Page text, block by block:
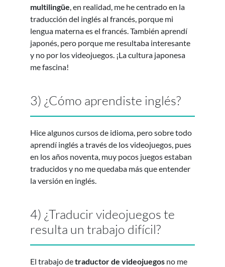
multilingüe, en realidad, me he centrado en la
traducción del inglés al francés, porque mi
lengua materna es el francés. También aprendí
japonés, pero porque me resultaba interesante
y no por los videojuegos. ¡La cultura japonesa
me fascina!
3) ¿Cómo aprendiste inglés?
Hice algunos cursos de idioma, pero sobre todo
aprendí inglés a través de los videojuegos, pues
en los años noventa, muy pocos juegos estaban
traducidos y no me quedaba más que entender
la versión en inglés.
4) ¿Traducir videojuegos te
resulta un trabajo difícil?
El trabajo detraductor de videojuegos no me